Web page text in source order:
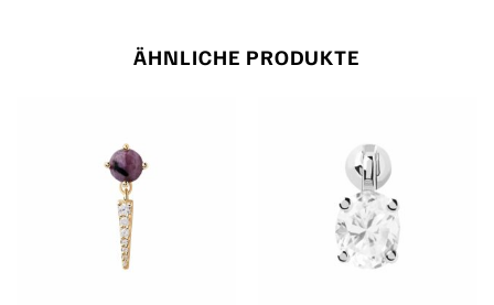
ÄHNLICHE PRODUKTE